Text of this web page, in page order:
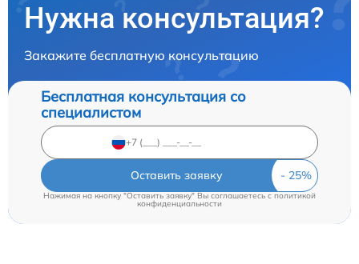
Нужна консультация?
Закажите бесплатную консультацию
Бесплатная консультация со
специалистом
Оставить заявку
Нажимая на кнопку "Оставить заявку" Вы соглашаетесь cполитикой
конфиденциальности